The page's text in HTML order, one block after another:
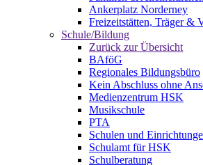
Ankerplatz Norderney
Freizeitstätten, Träger &
Schule/Bildung
Zurück zur Übersicht
BAföG
Regionales Bildungsbüro
Kein Abschluss ohne
Medienzentrum HSK
Musikschule
PTA
Schulen und
Schulamt für HSK
Schulberatung